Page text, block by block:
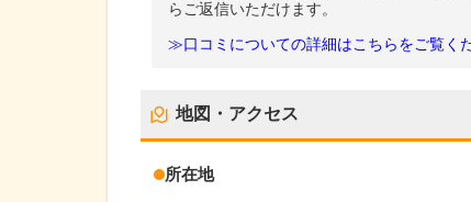
らご返信いただけます。
≫口コミについての詳細はこちらをご覧くだ
地図・アクセス
所在地